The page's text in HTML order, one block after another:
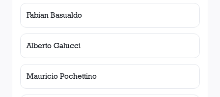
Fabian Basualdo
Alberto Galucci
Mauricio Pochettino